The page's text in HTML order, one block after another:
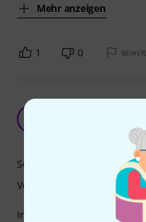
Mehr anzeigen
1 0
Perfekte Saiten
In unser "Altherrenband"
Sound
Verarbeitung